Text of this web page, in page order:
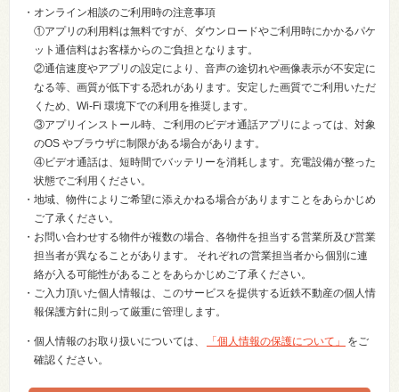
・オンライン相談のご利用時の注意事項
①アプリの利用料は無料ですが、ダウンロードやご利用時にかかるパケ
ット通信料はお客様からのご負担となります。
②通信速度やアプリの設定により、音声の途切れや画像表示が不安定に
なる等、画質が低下する恐れがあります。安定した画質でご利用いただ
くため、Wi-Fi 環境下での利用を推奨します。
③アプリインストール時、ご利用のビデオ通話アプリによっては、対象
のOS やブラウザに制限がある場合があります。
④ビデオ通話は、短時間でバッテリーを消耗します。充電設備が整った
状態でご利用ください。
・地域、物件によりご希望に添えかねる場合がありますことをあらかじめ
ご了承ください。
・お問い合わせする物件が複数の場合、各物件を担当する営業所及び営業
担当者が異なることがあります。 それぞれの営業担当者から個別に連
絡が入る可能性があることをあらかじめご了承ください。
・ご入力頂いた個人情報は、このサービスを提供する近鉄不動産の個人情
報保護方針に則って厳重に管理します。
・個人情報のお取り扱いについては、 「個人情報の保護について」
をご
確認ください。